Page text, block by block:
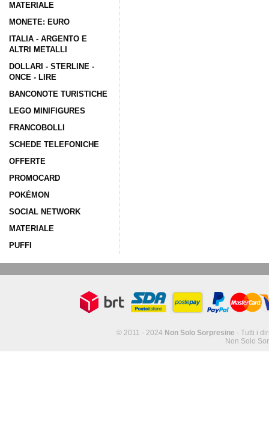
MATERIALE
MONETE: EURO
ITALIA - ARGENTO E
ALTRI METALLI
DOLLARI - STERLINE -
ONCE - LIRE
BANCONOTE TURISTICHE
LEGO MINIFIGURES
FRANCOBOLLI
SCHEDE TELEFONICHE
OFFERTE
PROMOCARD
POKÉMON
SOCIAL NETWORK
MATERIALE
PUFFI
© 2011 - 2024 Non Solo Sorpresine - Tutti i
Non Solo